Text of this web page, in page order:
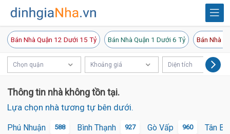
Bán Nhà Quận 12 Dưới 15 Tỷ Bán Nhà Quận 1 Dưới 6 Tỷ Bán Nhà
Chọn quận Khoảng giá Diện tích
Thông tin nhà không tồn tại.
Lựa chọn nhà tương tự bên dưới.
Phú Nhuận 588 Bình Thạnh 927 Gò Vấp 960 Tân